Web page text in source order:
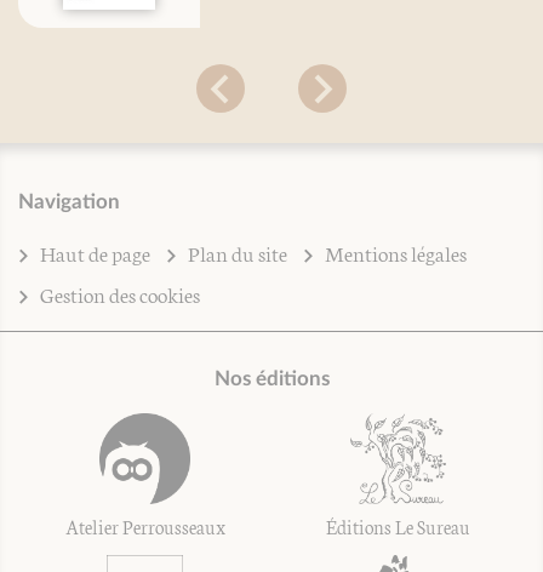
Navigation
Haut de page Plan du site
Mentions légales
Gestion des cookies
Nos éditions
Atelier Perrousseaux Éditions Le Sureau